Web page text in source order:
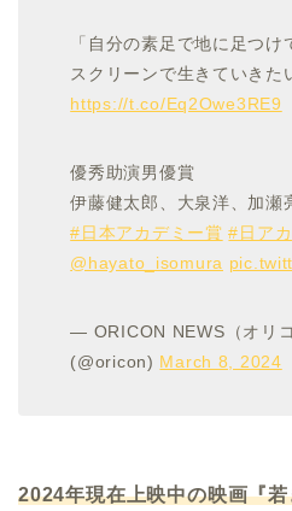
「自分の素足で地に足つけ
スクリーンで生きていきた
https://t.co/Eq2Owe3RE9
優秀助演男優賞
伊藤健太郎、大泉洋、加瀬
#日本アカデミー賞 #日アカ
@hayato_isomura
— ORICON NEWS（オリコ
(@oricon) March 8, 2024
2024年現在上映中の映画『